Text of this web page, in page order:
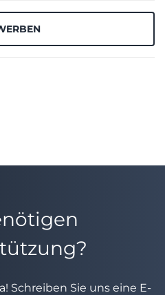
Schreiben Sie uns eine E-